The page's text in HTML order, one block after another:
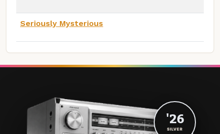
Seriously Mysterious
'26
SILVER